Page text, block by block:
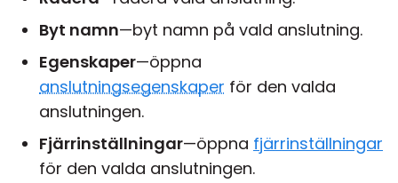
Byt namn—byt namn på vald anslutning.
Egenskaper—öppna
anslutningsegenskaper för den valda
anslutningen.
Fjärrinställningar—öppna fjärrinställningar
för den valda anslutningen.